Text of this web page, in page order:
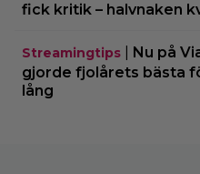
fick kritik – halvnaken
Streamingtips
Nu på
gjorde fjolårets bästa
lång